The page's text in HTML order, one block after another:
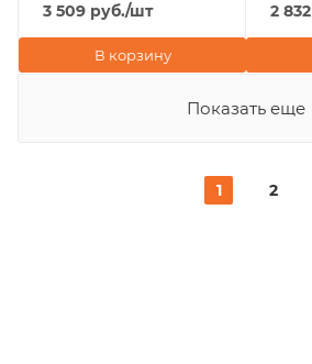
3 509 руб./шт
В корзину
2 832
Показать еще
1 2